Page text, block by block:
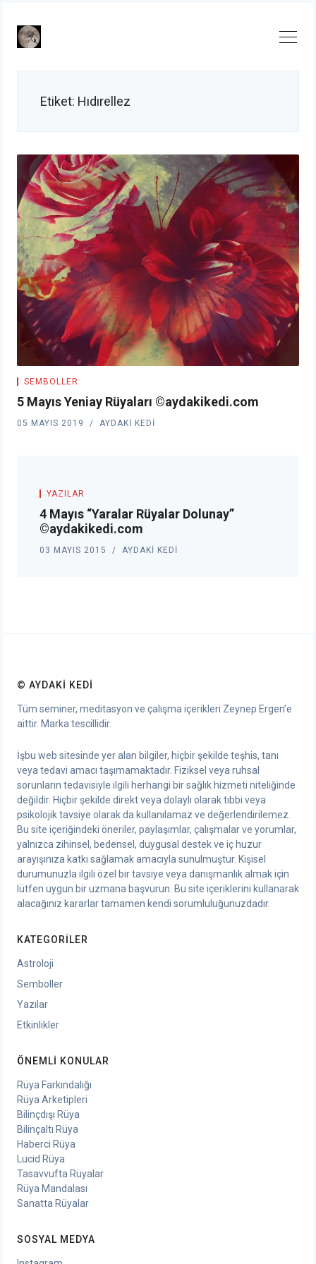
content
Etiket: Hıdırellez
SEMBOLLER
5 Mayıs Yeniay Rüyaları ©aydakikedi.com
05 MAYIS 2019 AYDAKI KEDI
YAZILAR
4 Mayıs “Yaralar Rüyalar Dolunay”
©aydakikedi.com
03 MAYIS 2015 AYDAKI KEDI
© AYDAKI KEDI
Tüm seminer, meditasyon ve çalışma içerikleri Zeynep Ergen’e
aittir. Marka tescillidir.
İşbu web sitesinde yer alan bilgiler, hiçbir şekilde teşhis, tanı
veya tedavi amacı taşımamaktadır. Fiziksel veya ruhsal
sorunların tedavisiyle ilgili herhangi bir sağlık hizmeti niteliğinde
değildir. Hiçbir şekilde direkt veya dolaylı olarak tıbbi veya
psikolojik tavsiye olarak da kullanılamaz ve değerlendirilemez.
Bu site içeriğindeki öneriler, paylaşımlar, çalışmalar ve yorumlar,
yalnızca zihinsel, bedensel, duygusal destek ve iç huzur
arayışınıza katkı sağlamak amacıyla sunulmuştur. Kişisel
durumunuzla ilgili özel bir tavsiye veya danışmanlık almak için
lütfen uygun bir uzmana başvurun. Bu site içeriklerini kullanarak
alacağınız kararlar tamamen kendi sorumluluğunuzdadır.
KATEGORILER
Astroloji
Semboller
Yazılar
Etkinlikler
ÖNEMLI KONULAR
Rüya Farkındalığı
Rüya Arketipleri
Bilinçdışı Rüya
Bilinçaltı Rüya
Haberci Rüya
Lucid Rüya
Tasavvufta Rüyalar
Rüya Mandalası
Sanatta Rüyalar
SOSYAL MEDYA